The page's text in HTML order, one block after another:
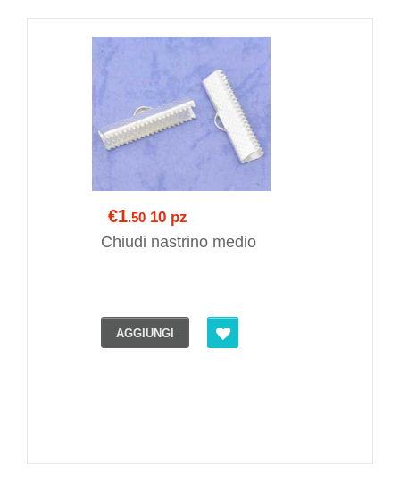
€1.50 10 pz
Chiudi nastrino medio
AGGIUNGI